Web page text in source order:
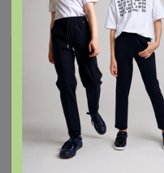
Комментарии 1
Чтобы написать